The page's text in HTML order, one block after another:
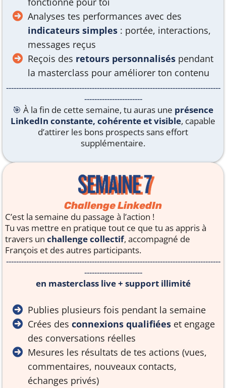
Analyses tes performances avec des
indicateurs simples : portée, interactions,
messages reçus
Reçois des retours personnalisés pendant
la masterclass pour améliorer ton contenu
-------------------------------------------------------------------------------------
-----------------------
🎯 À la fin de cette semaine, tu auras une présence
LinkedIn constante, cohérente et visible, capable
d’attirer les bons prospects sans effort
supplémentaire.
Challenge LinkedIn
C’est la semaine du passage à l’action !
Tu vas mettre en pratique tout ce que tu as appris à
travers un challenge collectif, accompagné de
François et des autres participants.
-------------------------------------------------------------------------------------
-----------------------
en masterclass live + support illimité
Publies plusieurs fois pendant la semaine
Crées des connexions qualifiées et engage
des conversations réelles
Mesures les résultats de tes actions (vues,
commentaires, nouveaux contacts,
échanges privés)